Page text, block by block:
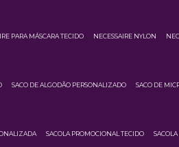
PARA MÁSCARA TECIDO NECESSAIRE NYLON
SACO DE ALGODÃO PERSONALIZADO SACO DE
SACOLA PROMOCIONAL TECIDO